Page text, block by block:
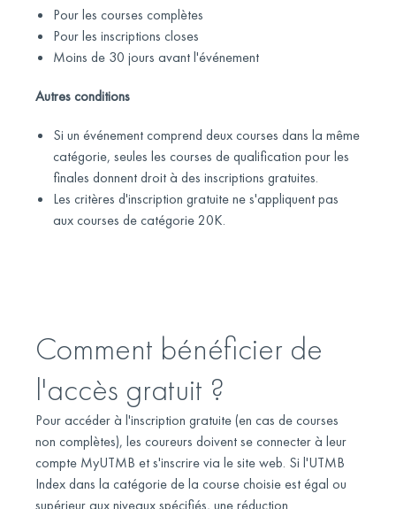
Pour les courses complètes
Pour les inscriptions closes
Moins de 30 jours avant l'événement
Autres conditions
Si un événement comprend deux courses dans la même
catégorie, seules les courses de qualification pour les
finales donnent droit à des inscriptions gratuites.
Les critères d'inscription gratuite ne s'appliquent pas
aux courses de catégorie 20K.
Comment bénéficier de
l'accès gratuit ?
Pour accéder à l'inscription gratuite (en cas de courses
non complètes), les coureurs doivent se connecter à leur
compte MyUTMB et s'inscrire via le site web. Si l'UTMB
Index dans la catégorie de la course choisie est égal ou
supérieur aux niveaux spécifiés, une réduction